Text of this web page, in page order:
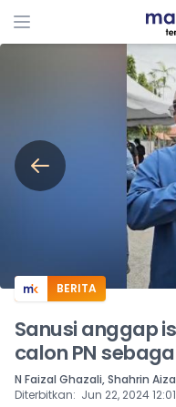
BERITA
Sanusi anggap
calon PN
N Faizal Ghazali, Shahrin
Diterbitkan: Jun 22, 2024